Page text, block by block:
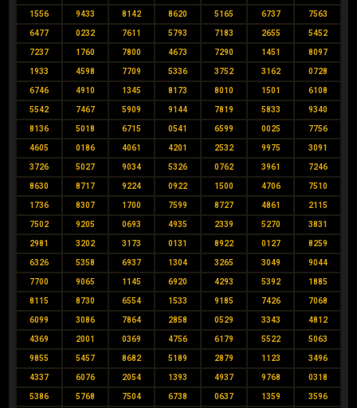
1556 9433 8142 8620 5165 6737 7563
6477 0232 7611 5793 7183 2655 5452
7237 1760 7800 4673 7290 1451 8097
1933 4598 7709 5336 3752 3162 0728
6746 4910 1345 8173 8010 1501 6108
5542 7467 5909 9144 7819 5833 9340
8136 5018 6715 0541 6599 0025 7756
4605 0186 4061 4201 2532 9975 3091
3726 5027 9034 5326 0762 3961 7246
8630 8717 9224 0922 1500 4706 7510
1736 8307 1700 7599 8727 4861 2115
7502 9205 0693 4935 2339 5270 3831
2981 3202 3173 0131 8922 0127 8259
6326 5358 6937 1304 3265 3049 9044
7700 9065 1145 6920 4293 5392 1885
8115 8730 6554 1533 9185 7426 7068
6099 3086 7864 2858 0529 3343 4812
4369 2001 0369 4756 6179 5522 5063
9855 5457 8682 5189 2879 1123 3496
4337 6076 2054 1393 4937 9768 0318
5386 5768 7504 6738 0637 1359 3596